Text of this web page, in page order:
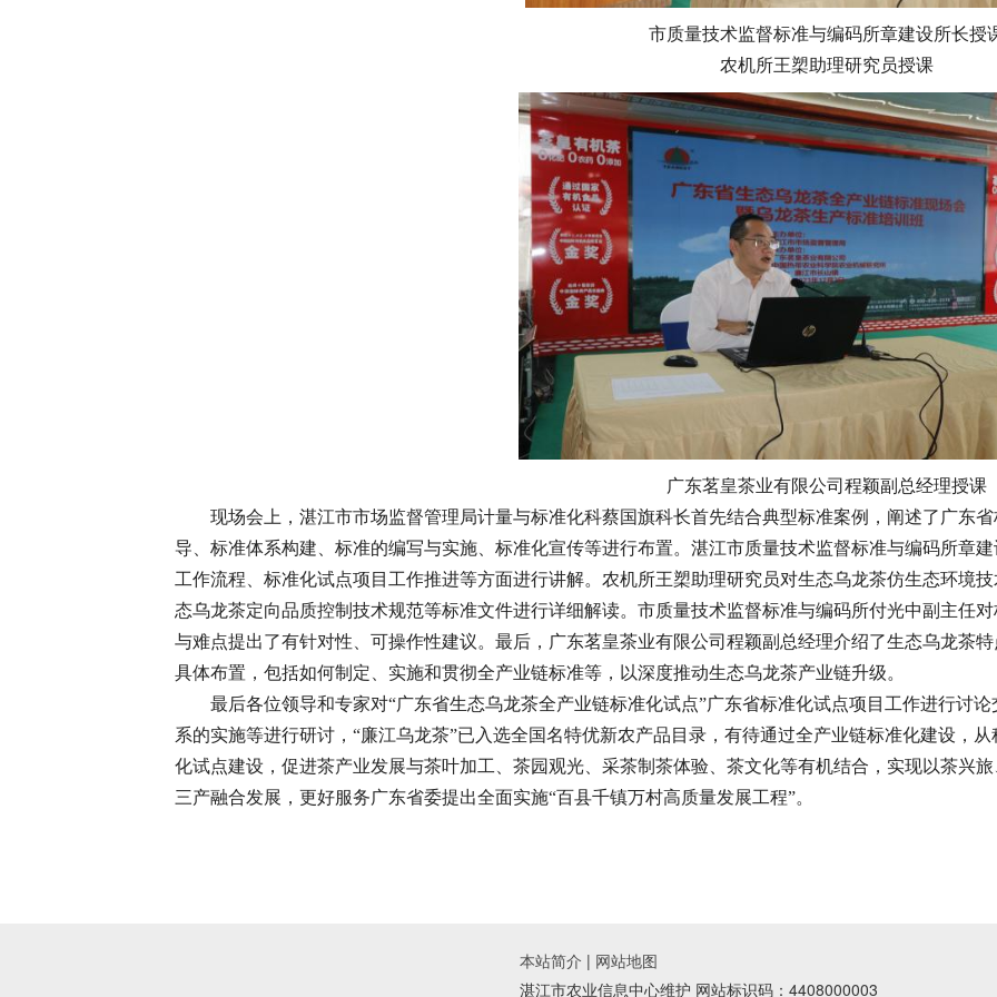
市质量技术监督标准与编码所章建设所长授
农机所王槊助理研究员授课
广东茗皇茶业有限公司程颖副总经理授课
现场会上，湛江市市场监督管理局计量与标准化科蔡国旗科长首先结合典型标准案例，阐述了广东
导、标准体系构建、标准的编写与实施、标准化宣传等进行布置。湛江市质量技术监督标准与编码所章
工作流程、标准化试点项目工作推进等方面进行讲解。农机所王槊助理研究员对生态乌龙茶仿生态环境
态乌龙茶定向品质控制技术规范等标准文件进行详细解读。市质量技术监督标准与编码所付光中副主任
与难点提出了有针对性、可操作性建议。最后，广东茗皇茶业有限公司程颖副总经理介绍了生态乌龙茶
具体布置，包括如何制定、实施和贯彻全产业链标准等，以深度推动生态乌龙茶产业链升级。
最后各位领导和专家对“广东省生态乌龙茶全产业链标准化试点”广东省标准化试点项目工作进行讨
系的实施等进行研讨，“廉江乌龙茶”已入选全国名特优新农产品目录，有待通过全产业链标准化建设，
化试点建设，促进茶产业发展与茶叶加工、茶园观光、采茶制茶体验、茶文化等有机结合，实现以茶兴
三产融合发展，更好服务广东省委提出全面实施“百县千镇万村高质量发展工程”。
本站简介 | 网站地图
湛江市农业信息中心维护 网站标识码：4408000003